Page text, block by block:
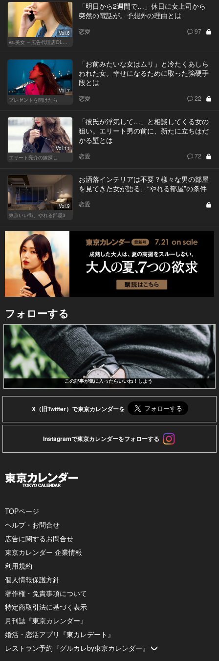
Vol.6
vs.美女 ～広告代理店OLの挑戦～
「明日から2週間で…」休日に女上司から
突然の電話が。予想外の理由とは
恋愛 97
Vol.7
プレゼントを開けたら
「お前みたいな女はムリ」と冷たくあしら
われた女。幸せになるために取った強硬手
段とは
恋愛 22
Vol.11
エリート亮介の嫁探し
「彼氏が浮気して…」と相談してくる女の
狙い。エリート男の前に、新たに立ちはだ
かる壁とは
恋愛 72
Vol.9
東京いい街、やれる部屋3
お洒落インテリアは不要？様々な男の部屋
を見てきた女が語る、“やれる部屋”の条件
恋愛
フォローする
この記事が気に入ったらいいね！しよう
X（旧Twitter）で東京カレンダーを
Instagramで東京カレンダーをフォローする
TOPページ
ヘルプ・お問合せ
広告に関するお問合せ
東京カレンダー 企業情報
利用規約
個人情報保護方針
著作権・免責事項について
特定商取引法に基づく表示
月刊誌『東京カレンダー』
婚活・恋活アプリ『東カレデート』
レストラン予約『グルカレby東京カレンダー』